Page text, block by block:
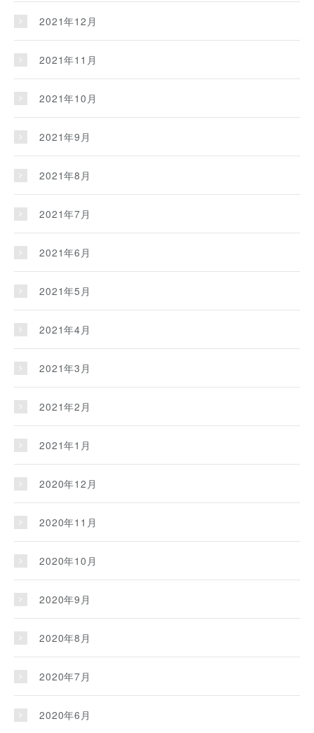
2021年12月
2021年11月
2021年10月
2021年9月
2021年8月
2021年7月
2021年6月
2021年5月
2021年4月
2021年3月
2021年2月
2021年1月
2020年12月
2020年11月
2020年10月
2020年9月
2020年8月
2020年7月
2020年6月